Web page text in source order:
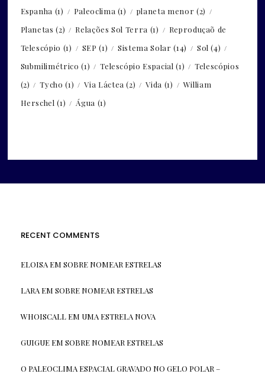
Espanha (1) Paleoclima (1) planeta menor (2)
Planetas (2) Relações Sol Terra (1)
Reproduçaõ de
Telescópio (1) SEP (1) Sistema Solar (14) Sol (4)
Submilimétrico (1) Telescópio Espacial (1)
Telescópios
(2)
Tycho (1) Via Láctea (2) Vida (1)
William
Herschel (1) Água (1)
RECENT COMMENTS
ELOISAEM SOBRE NOMEAR ESTRELAS
LARAEM SOBRE NOMEAR ESTRELAS
WHOISCALLEM UMA ESTRELA NOVA
GUIGUEEM SOBRE NOMEAR ESTRELAS
O PALEOCLIMA ESPACIAL GRAVADO NO GELO POLAR –